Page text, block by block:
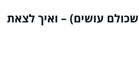
עושים) – ואיך לצאת